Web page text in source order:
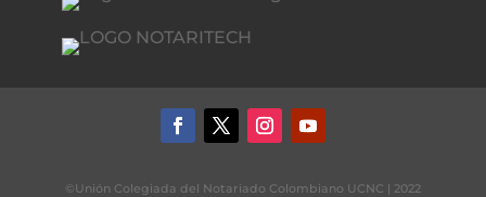
©Unión Colegiada del Notariado Colombiano UCNC | 2022